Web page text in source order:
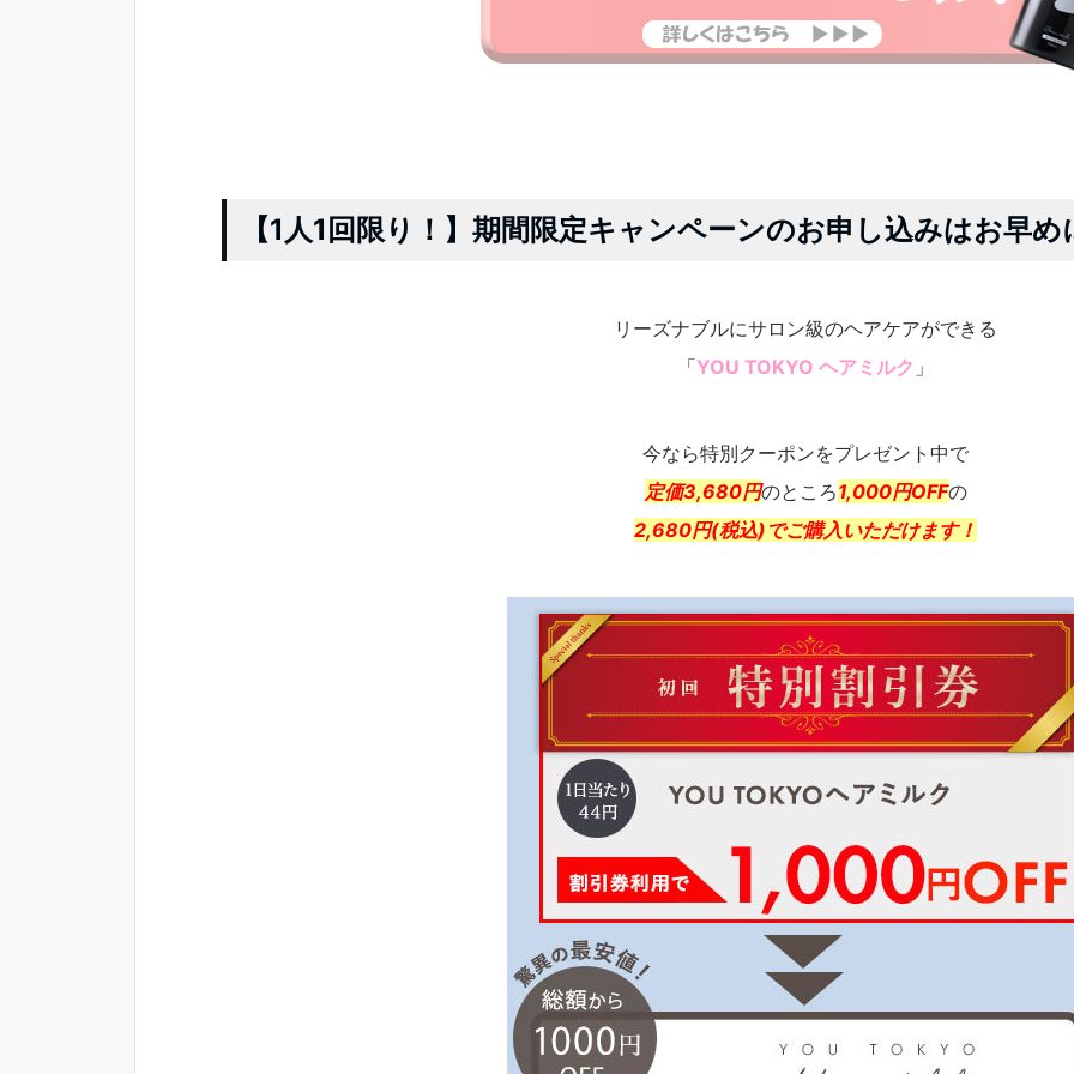
【1人1回限り！】期間限定キャンペーンのお申し込みはお早め
リーズナブルにサロン級のヘアケアができる
「YOU TOKYO ヘアミルク 」
今なら特別クーポンをプレゼント中で
定価3,680円のところ1,000円OFFの
2,680円(税込)でご購入いただけます！